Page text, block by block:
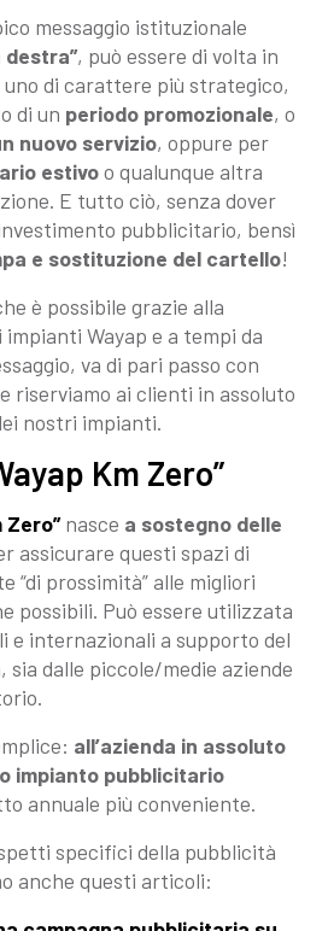
messaggio istituzionale
destra”, può essere di volta in
di carattere più strategico,
di un periodo promozionale, o
nuovo servizio, oppure per
estivoo qualunque altra
E tutto ciò, senza dover
pubblicitario, bensì
e sostituzione del cartello!
è possibile grazie alla
Wayap e a tempi da
va di pari passo con
riserviamo ai clienti in assoluto
nostri impianti.
Km Zero”
Zero”nasce a sostegno delle
assicurare questi spazi di
“di prossimità” alle migliori
possibili. Può essere utilizzata
e internazionali a supporto del
sia dalle piccole/medie aziende
all’azienda in assoluto
impianto pubblicitario
annuale più conveniente.
specifici della pubblicità
anche questi articoli: